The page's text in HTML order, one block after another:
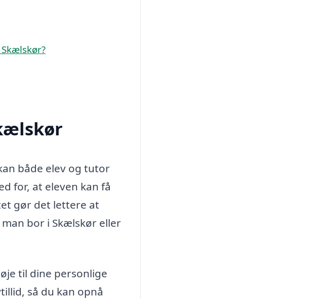
både elev og tutor
for, at eleven kan få
gør det lettere at
bor i Skælskør eller
til dine personlige
så du kan opnå